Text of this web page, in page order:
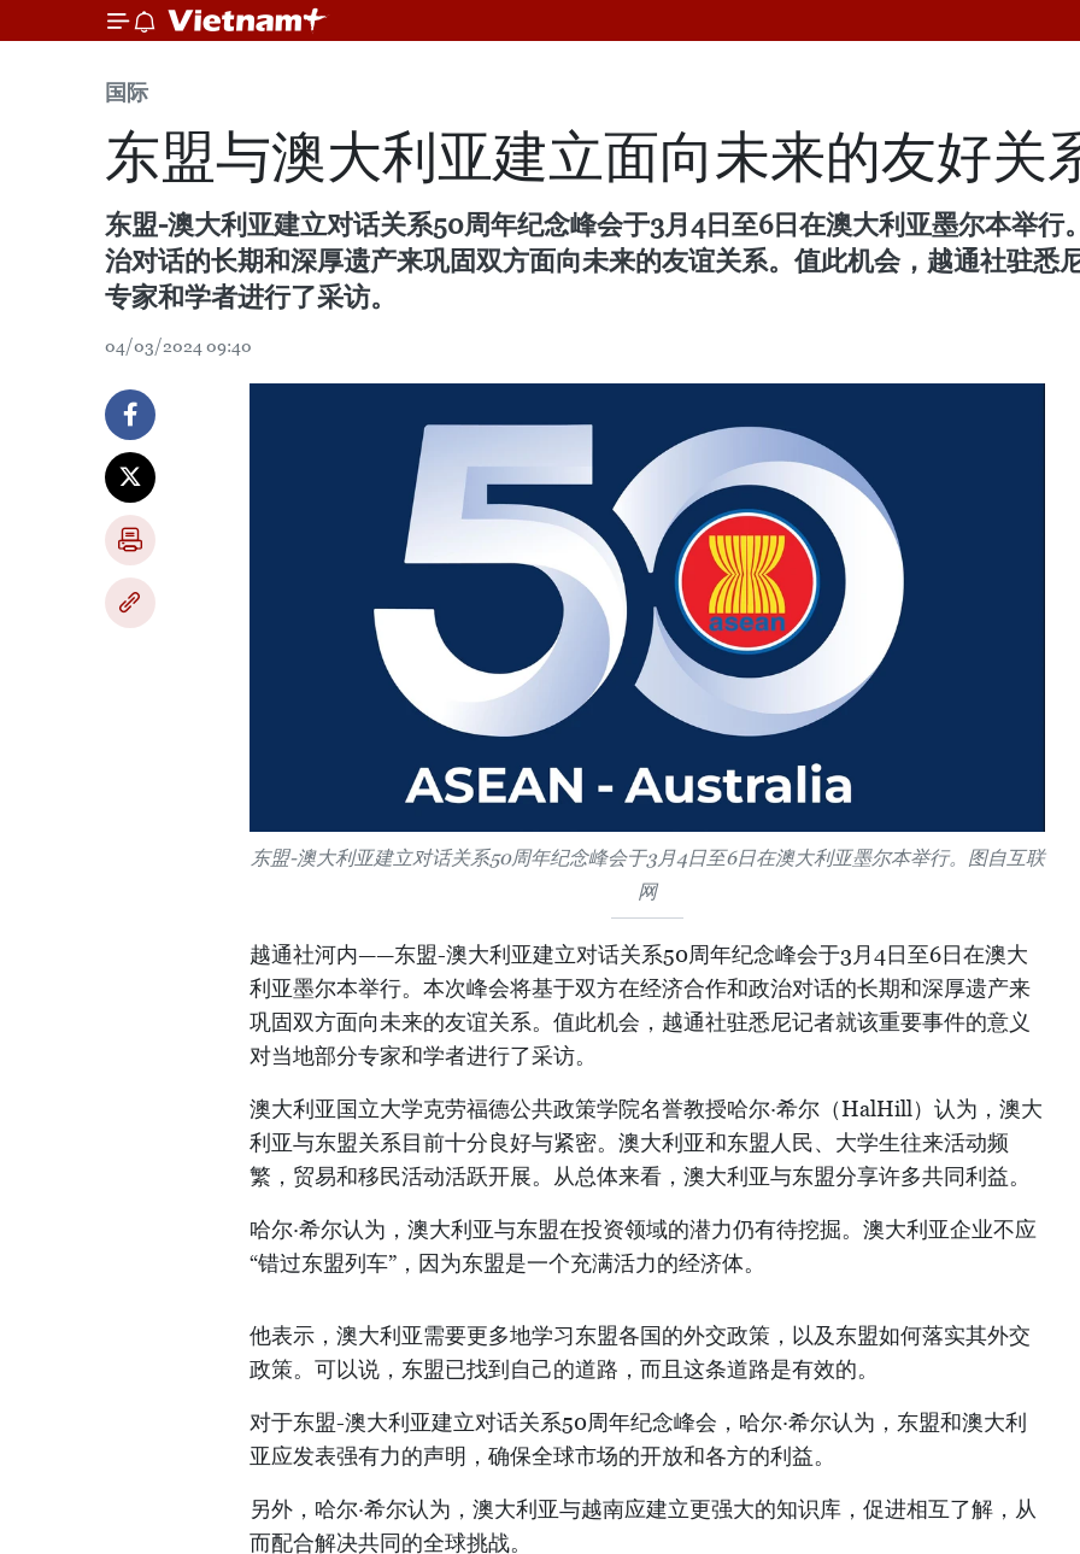
国际
东盟与澳大利亚建立面向未来的友好关
东盟-澳大利亚建立对话关系50周年纪念峰会于3月4日至6日在澳大利亚墨尔本举
治对话的长期和深厚遗产来巩固双方面向未来的友谊关系。值此机会，越通社驻悉
专家和学者进行了采访。
04/03/2024 09:40
东盟-澳大利亚建立对话关系50周年纪念峰会于3月4日至6日在澳大利亚墨尔本举行。图自互联
网
越通社河内——东盟-澳大利亚建立对话关系50周年纪念峰会于3月4日至6日在澳大
利亚墨尔本举行。本次峰会将基于双方在经济合作和政治对话的长期和深厚遗产来
巩固双方面向未来的友谊关系。值此机会，越通社驻悉尼记者就该重要事件的意义
对当地部分专家和学者进行了采访。
澳大利亚国立大学克劳福德公共政策学院名誉教授哈尔·希尔（HalHill）认为，澳大
利亚与东盟关系目前十分良好与紧密。澳大利亚和东盟人民、大学生往来活动频
繁，贸易和移民活动活跃开展。从总体来看，澳大利亚与东盟分享许多共同利益。
哈尔·希尔认为，澳大利亚与东盟在投资领域的潜力仍有待挖掘。澳大利亚企业不应
“错过东盟列车”，因为东盟是一个充满活力的经济体。
他表示，澳大利亚需要更多地学习东盟各国的外交政策，以及东盟如何落实其外交
政策。可以说，东盟已找到自己的道路，而且这条道路是有效的。
对于东盟-澳大利亚建立对话关系50周年纪念峰会，哈尔·希尔认为，东盟和澳大利
亚应发表强有力的声明，确保全球市场的开放和各方的利益。
另外，哈尔·希尔认为，澳大利亚与越南应建立更强大的知识库，促进相互了解，从
而配合解决共同的全球挑战。